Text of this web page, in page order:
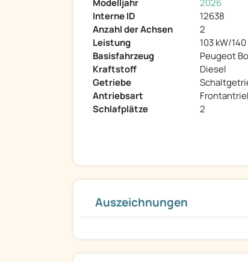
Modelljahr
2026
Interne ID
12638
Anzahl der Achsen
2
Leistung
103 kW/140
Basisfahrzeug
Peugeot
Kraftstoff
Diesel
Getriebe
Antriebsart
Schlafplätze
2
Auszeichnungen